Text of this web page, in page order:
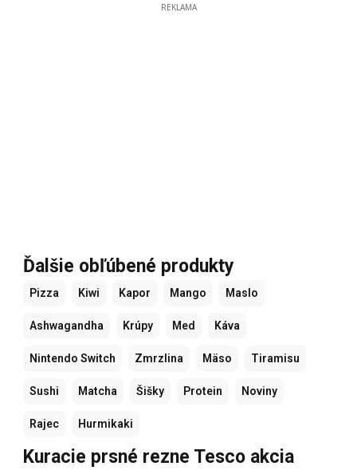
REKLAMA
Ďalšie obľúbené produkty
Pizza Kiwi Kapor Mango Maslo
Ashwagandha Krúpy Med Káva
Nintendo Switch Zmrzlina Mäso Tiramisu
Sushi Matcha Šišky Protein Noviny
Rajec Hurmikaki
Kuracie prsné rezne Tesco akcia